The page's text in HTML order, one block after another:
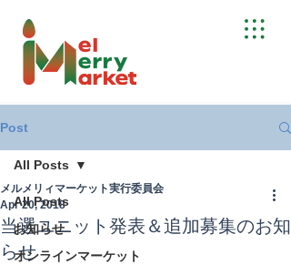
Post
All Posts
お知らせ
オンラインマーケット
All Posts
当選ユニット発表＆追加募集のお知
らせ
メルメリィマーケット実行委員会
Apr 20, 2018